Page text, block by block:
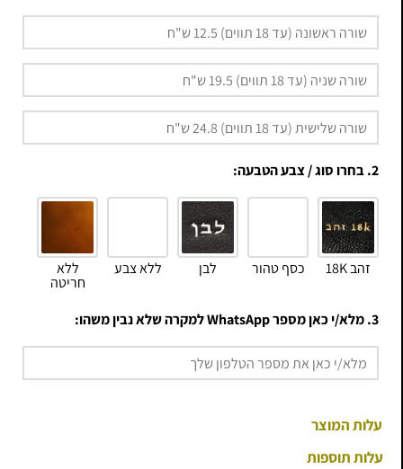
2. בחרו סוג / צבע הטבעה:
זהב 18K כסף טהור לבן ללא צבע ללא
חריטה
3. מלא/י כאן מספר WhatsApp למקרה שלא נבין משהו:
עלות המוצר
עלות תוספות